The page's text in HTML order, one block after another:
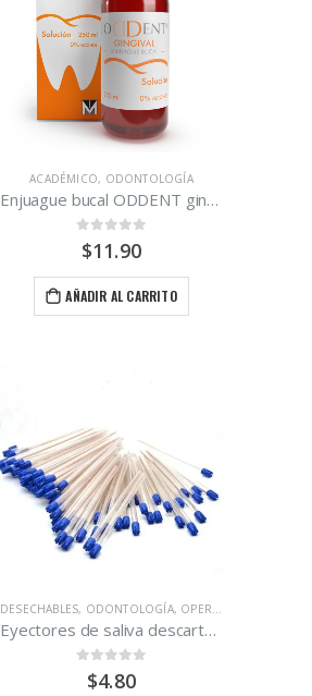
ACADÉMICO, ODONTOLOGÍA
Enjuague bucal ODDENT gingival 250 ml clorhexidina 0.12%
out of 5
$11.90
AÑADIR AL CARRITO
,OPERATORIA DENTAL
DESECHABLES, ODONTOLOGÍA, OPERATORIA DENTAL
Eyectores de saliva descartables Qualident Bolsa de 100 unidades.
out of 5
$4.80